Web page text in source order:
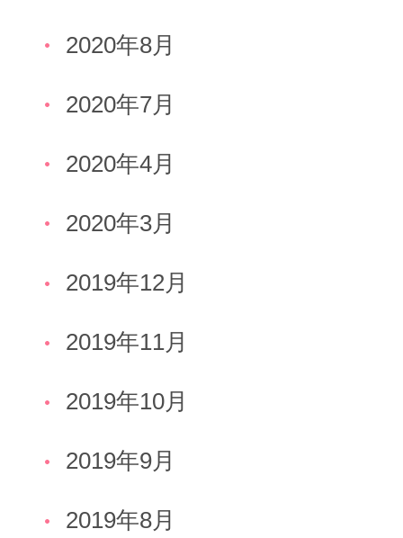
2020年8月
2020年7月
2020年4月
2020年3月
2019年12月
2019年11月
2019年10月
2019年9月
2019年8月